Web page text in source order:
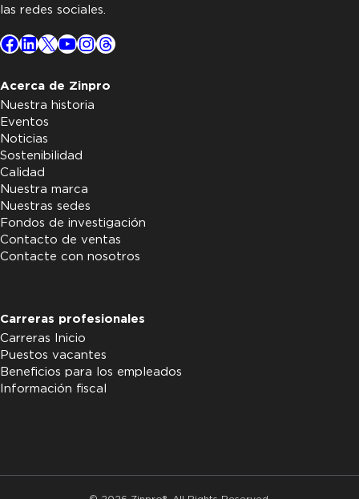
las redes sociales.
Facebook
LinkedIn
X YouTube
Instagram
Threads
Acerca de Zinpro
Nuestra historia
Eventos
Noticias
Sostenibilidad
Calidad
Nuestra marca
Nuestras sedes
Fondos de investigación
Contacto de ventas
Contacte con nosotros
Carreras profesionales
Carreras Inicio
Puestos vacantes
Beneficios para los empleados
Información fiscal